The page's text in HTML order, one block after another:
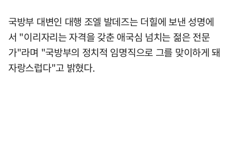
국방부 대변인 대행 조엘 발데즈는 더힐에 보낸 성명에
서 "이리자리는 자격을 갖춘 애국심 넘치는 젊은 전문
가"라며 "국방부의 정치적 임명직으로 그를 맞이하게 돼
자랑스럽다"고 밝혔다.